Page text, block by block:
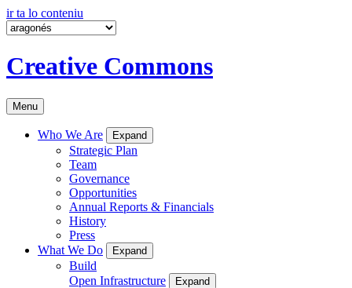
ir ta lo conteniu
Creative Commons
Menu
Who We Are Expand
Strategic Plan
Team
Governance
Opportunities
Annual Reports & Financials
History
Press
What We Do
Expand
Build
Open Infrastructure
Expand